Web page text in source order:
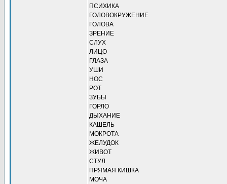
ПСИХИКА
ГОЛОВОКРУЖЕНИЕ
ГОЛОВА
ЗРЕНИЕ
СЛУХ
ЛИЦО
ГЛАЗА
УШИ
НОС
РОТ
ЗУБЫ
ГОРЛО
ДЫХАНИЕ
КАШЕЛЬ
МОКРОТА
ЖЕЛУДОК
ЖИВОТ
СТУЛ
ПРЯМАЯ КИШКА
МОЧА